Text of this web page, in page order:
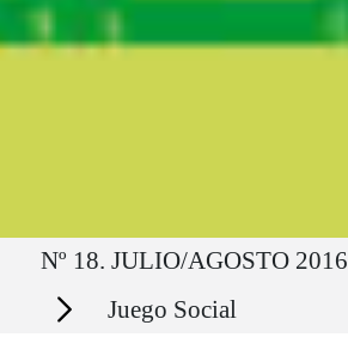
Ruta del sitio
Nº 18. JULIO/AGOSTO 2016
Secciones Juego Social